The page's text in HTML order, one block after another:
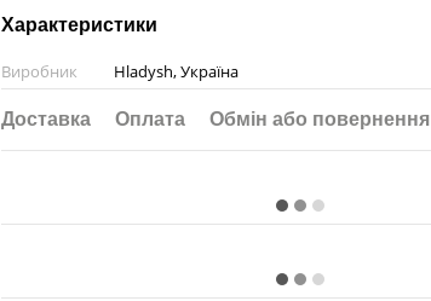
Характеристики
Виробник Hladysh, Україна
Доставка Оплата Обмін або повернення